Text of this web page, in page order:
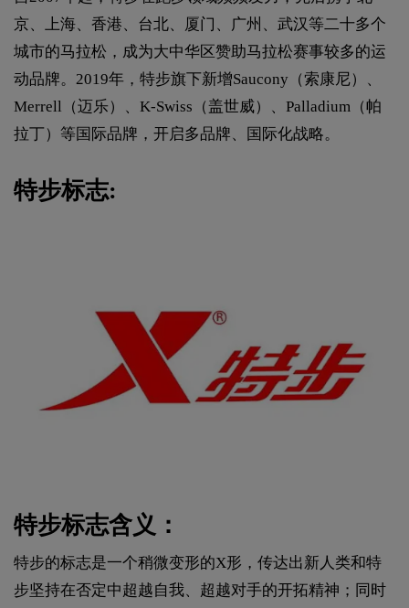
京、上海、香港、台北、厦门、广州、武汉等二十多个
城市的马拉松，成为大中华区赞助马拉松赛事较多的运
动品牌。2019年，特步旗下新增Saucony（索康尼）、
Merrell（迈乐）、K-Swiss（盖世威）、Palladium（帕
拉丁）等国际品牌，开启多品牌、国际化战略。
特步标志:
特步标志含义：
特步的标志是一个稍微变形的X形，传达出新人类和特
步坚持在否定中超越自我、超越对手的开拓精神；同时